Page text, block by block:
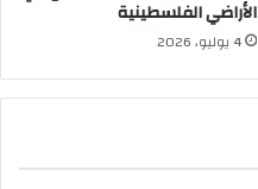
الأراضي الفلسطينية
4 يوليو، 2026